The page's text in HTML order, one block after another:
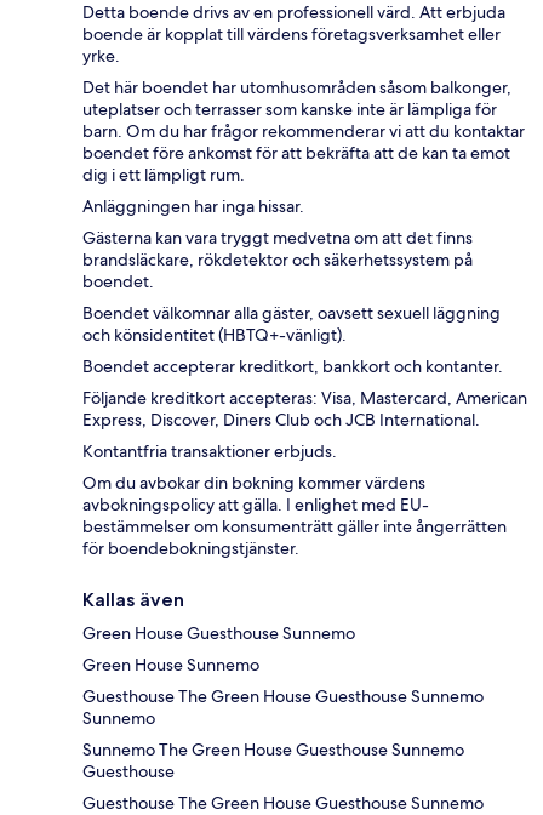
Detta boende drivs av en professionell värd. Att erbjuda
boende är kopplat till värdens företagsverksamhet eller
yrke.
Det här boendet har utomhusområden såsom balkonger,
uteplatser och terrasser som kanske inte är lämpliga för
barn. Om du har frågor rekommenderar vi att du kontaktar
boendet före ankomst för att bekräfta att de kan ta emot
dig i ett lämpligt rum.
Anläggningen har inga hissar.
Gästerna kan vara tryggt medvetna om att det finns
brandsläckare, rökdetektor och säkerhetssystem på
boendet.
Boendet välkomnar alla gäster, oavsett sexuell läggning
och könsidentitet (HBTQ+-vänligt).
Boendet accepterar kreditkort, bankkort och kontanter.
Följande kreditkort accepteras: Visa, Mastercard, American
Express, Discover, Diners Club och JCB International.
Kontantfria transaktioner erbjuds.
Om du avbokar din bokning kommer värdens
avbokningspolicy att gälla. I enlighet med EU-
bestämmelser om konsumenträtt gäller inte ångerrätten
för boendebokningstjänster.
Kallas även
Green House Guesthouse Sunnemo
Green House Sunnemo
Guesthouse The Green House Guesthouse Sunnemo
Sunnemo
Sunnemo The Green House Guesthouse Sunnemo
Guesthouse
Guesthouse The Green House Guesthouse Sunnemo